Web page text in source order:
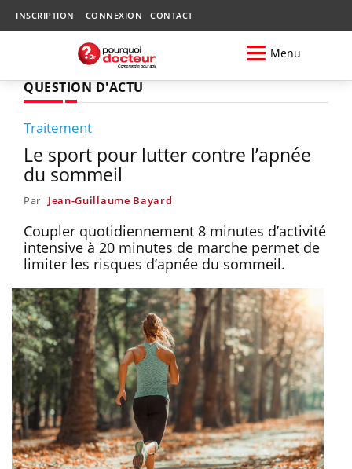
INSCRIPTION CONNEXION CONTACT
Menu
QUESTION D'ACTU
Traitement
Le sport pour lutter contre l’apnée
du sommeil
Par Jean-Guillaume Bayard
Coupler quotidiennement 8 minutes d’activité
intensive à 20 minutes de marche permet de
limiter les risques d’apnée du sommeil.